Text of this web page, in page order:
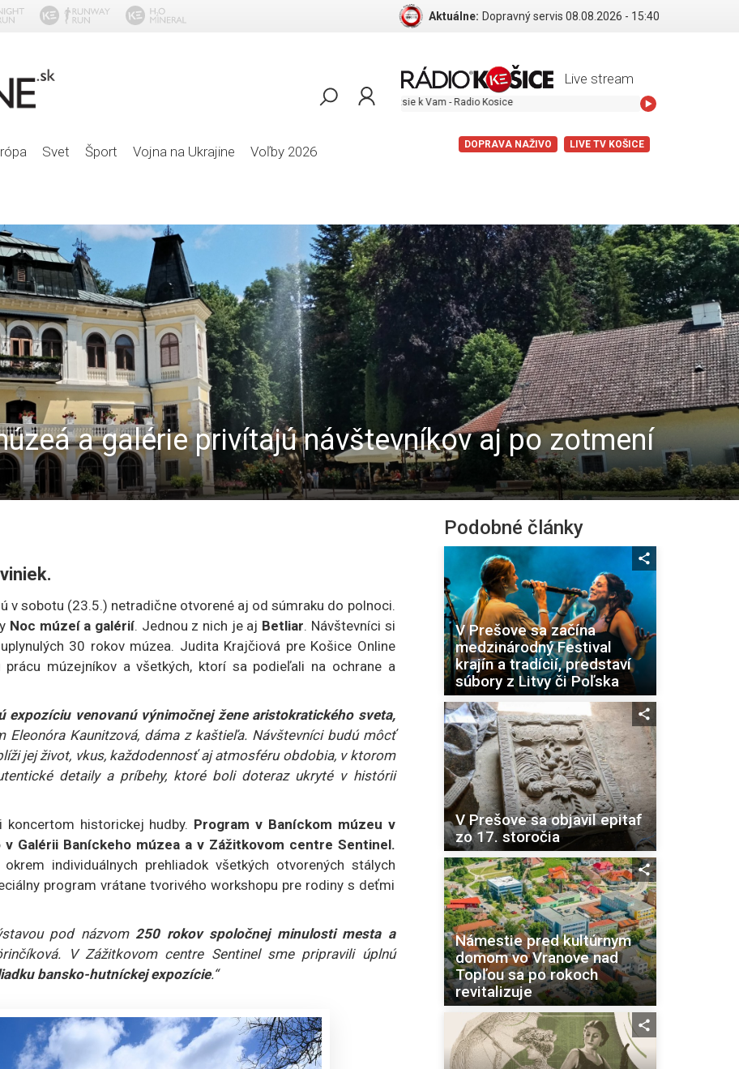
Aktuálne: Dopravný servis 08.08.2026 - 15:40
Svet Šport Vojna na Ukrajine
Voľby 2026
Live stream
Najblizsie k Vam - Radio Kosice
DOPRAVA NAŽIVO LIVE TV KOŠICE
a galérie privítajú návštevníkov aj po zotmení
v sobotu (23.5.) netradične otvorené aj od súmraku do polnoci.
Noc múzeí a galérií. Jednou z nich je aj Betliar. Návštevníci si
30 rokov múzea. Judita Krajčiová pre Košice Online
prácu múzejníkov a všetkých, ktorí sa podieľali na ochrane a
expozíciu venovanú výnimočnej žene aristokratického sveta,
Eleonóra Kaunitzová, dáma z kaštieľa. Návštevníci budú môcť
jej život, vkus, každodennosť aj atmosféru obdobia, v ktorom
detaily a príbehy, ktoré boli doteraz ukryté v histórii
historickej hudby. Program v Baníckom múzeu v
Galérii Baníckeho múzea a v Zážitkovom centre Sentinel.
individuálnych prehliadok všetkých otvorených stálych
program vrátane tvorivého workshopu pre rodiny s deťmi
pod názvom250 rokov spoločnej minulosti mesta a
V Zážitkovom centre Sentinel sme pripravili úplnú
bansko-hutníckej expozície.“
Podobné články
V Prešove sa začína
medzinárodný Festival
krajín a tradícií, predstaví
súbory z Litvy či Poľska
V Prešove sa objavil epitaf
zo 17. storočia
Námestie pred kultúrnym
domom vo Vranove nad
Topľou sa po rokoch
revitalizuje